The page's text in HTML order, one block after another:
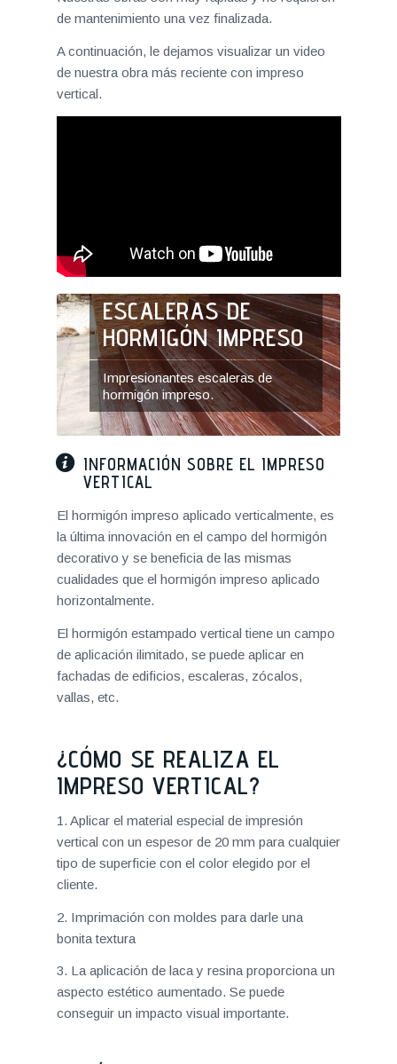
de mantenimiento una vez finalizada.
A continuación, le dejamos visualizar un video
de nuestra obra más reciente con impreso
vertical.
DE
IMPRESO
escaleras de
impreso.
FACHADA DE
HORMIGÓN
Decoración para
impreso en vertical.
INFORMACIÓN SOBRE EL IMPRESO
VERTICAL
El hormigón impreso aplicado verticalmente, es
la última innovación en el campo del hormigón
decorativo y se beneficia de las mismas
cualidades que el hormigón impreso aplicado
horizontalmente.
El hormigón estampado vertical tiene un campo
de aplicación ilimitado, se puede aplicar en
fachadas de edificios, escaleras, zócalos,
¿CÓMO SE REALIZA EL
IMPRESO VERTICAL?
1. Aplicar el material especial de impresión
vertical con un espesor de 20 mm para cualquier
tipo de superficie con el color elegido por el
cliente.
2. Imprimación con moldes para darle una
bonita textura
3. La aplicación de laca y resina proporciona un
aspecto estético aumentado. Se puede